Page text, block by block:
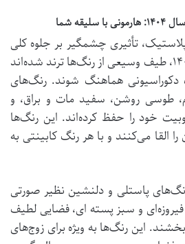
شما
تأثیری چشمگیر بر جلوه کلی
آشپزخانه دارد. در سال ۱۴۰۴، طیف وسیعی از رنگ‌ها ترند شده‌اند
هماهنگ شوند. رنگ‌های
طوسی روشن، سفید مات و براق، و
خود را حفظ کرده‌اند. این رنگ‌ها
می‌کنند و با هر رنگ کابینتی به
پاستلی و دلنشین نظیر صورتی
فیروزه‌ای و سبز پسته ای، فضایی لطیف
این رنگ‌ها به ویژه برای زوج‌های